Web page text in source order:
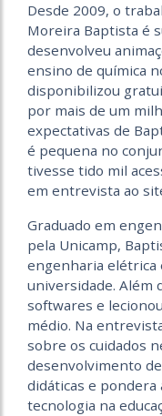
Desde 2009, o
Moreira Baptista é
desenvolveu
ensino de química
disponibilizou
por mais de um
expectativas de
é pequena no
tivesse tido mil
em entrevista ao
Graduado em
pela Unicamp,
engenharia elétrica
universidade. Além
softwares e
médio. Na
sobre os cuidados
desenvolvimento
didáticas e pondera
tecnologia na